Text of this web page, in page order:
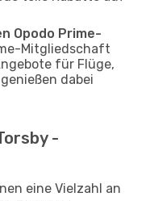
Opodo Prime-
Mitgliedschaft
für Flüge,
dabei
-
eine Vielzahl an